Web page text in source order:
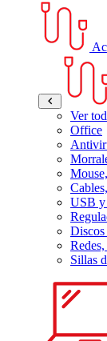
Ver
Office
USB y
Sillas